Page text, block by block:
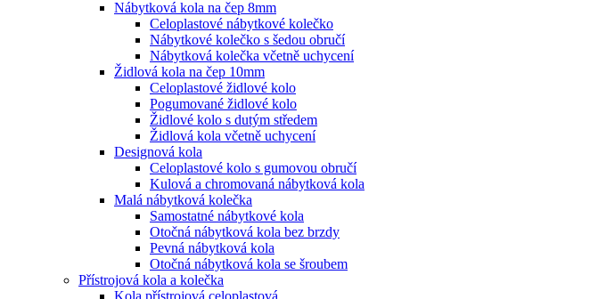
Nábytková kola na čep 8mm
Celoplastové nábytkové kolečko
Nábytkové kolečko s šedou obručí
Nábytková kolečka včetně uchycení
Židlová kola na čep 10mm
Celoplastové židlové kolo
Pogumované židlové kolo
Židlové kolo s dutým středem
Židlová kola včetně uchycení
Designová kola
Celoplastové kolo s gumovou obručí
Kulová a chromovaná nábytková kola
Malá nábytková kolečka
Samostatné nábytkové kola
Otočná nábytková kola bez brzdy
Pevná nábytková kola
Otočná nábytková kola se šroubem
Přístrojová kola a kolečka
Kola přístrojová celoplastová